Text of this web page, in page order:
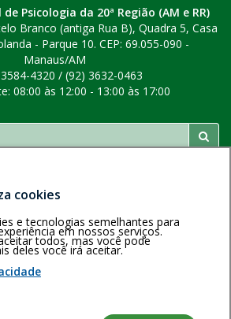
Psicologia da 20ª Região (AM e RR)
Branco (antiga Rua B), Quadra 5, Casa
- Parque 10. CEP: 69.055-090 -
Manaus/AM
4320 / (92) 3632-0463
08:00 às 12:00 - 13:00 às 17:00
de
Voltar ao topo
cookies
e tecnologias semelhantes para
em nossos serviços.
todos, mas você pode
deles você irá aceitar.